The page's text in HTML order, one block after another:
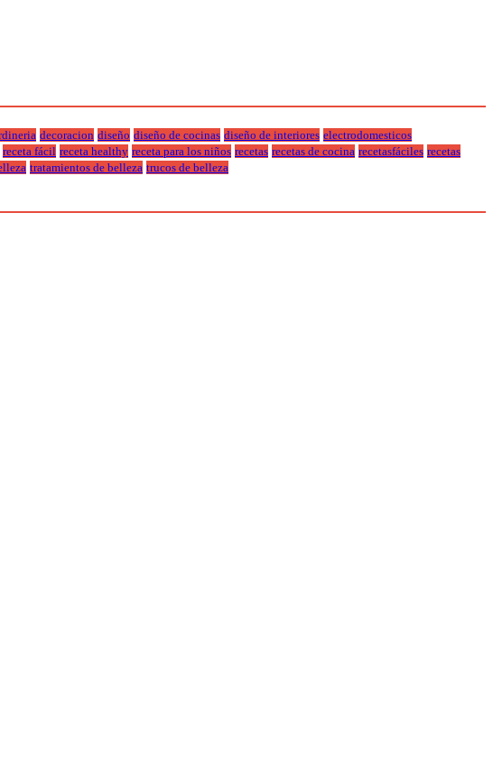
decoracion diseño diseño de cocinas diseño de interiores electrodomesticos
receta fácil receta healthy receta para los niños recetas recetas de cocina recetasfáciles recetas
tratamientos de belleza trucos de belleza